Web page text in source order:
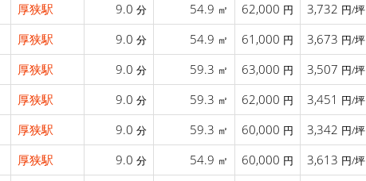
厚狭駅 9.0 分 54.9 ㎡ 62,000 円 3,732 円/坪
厚狭駅 9.0 分 54.9 ㎡ 61,000 円 3,673 円/坪
厚狭駅 9.0 分 59.3 ㎡ 63,000 円 3,507 円/坪
厚狭駅 9.0 分 59.3 ㎡ 62,000 円 3,451 円/坪
厚狭駅 9.0 分 59.3 ㎡ 60,000 円 3,342 円/坪
厚狭駅 9.0 分 54.9 ㎡ 60,000 円 3,613 円/坪